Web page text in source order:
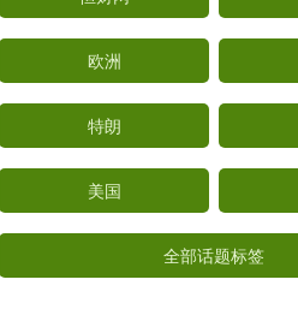
欧洲
特朗
美国
全部话题标签